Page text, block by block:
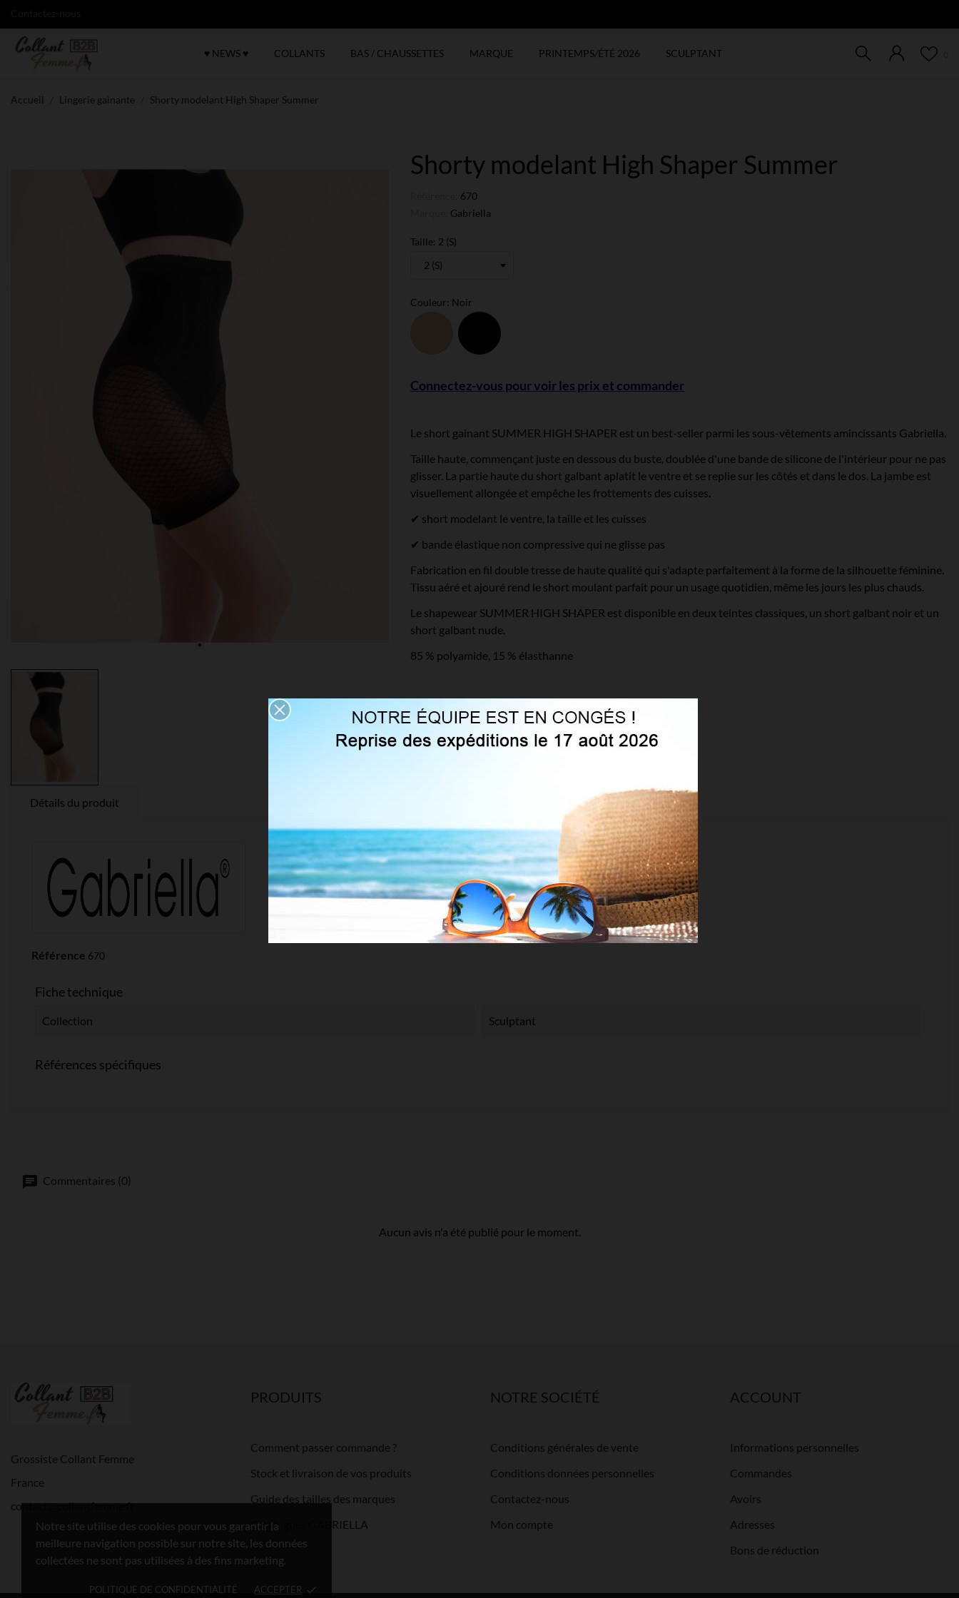
Notre site utilise des cookies pour vous garantir la
meilleure navigation possible sur notre site, les données
collectées ne sont pas utilisées à des fins marketing.
POLITIQUE DE CONFIDENTIALITÉ ACCEPTER done
♥ NEWS ♥ COLLANTS BAS / CHAUSSETTES MARQUE PRINTEMPS/ÉTÉ 2026 SCULPTANT
Accueil Lingerie gainante Shorty modelant High Shaper Summer
Shorty modelant High Shaper Summer
670
Gabriella
Taille: 2 (S)
Couleur: Noir
Melissa
Connectez-vous pour voir les prix et commander
Le short gainant SUMMER HIGH SHAPER est un best-seller parmi les sous-vêtements amincissants Gabriella.
Taille haute, commençant juste en dessous du buste, doublée d'une bande de silicone de l'intérieur pour ne pas
glisser. La partie haute du short galbant aplatit le ventre et se replie sur les côtés et dans le dos. La jambe est
visuellement allongée et empêche les frottements des cuisses.
✔ short modelant le ventre, la taille et les cuisses
✔ bande élastique non compressive qui ne glisse pas
Fabrication en fil double tresse de haute qualité qui s'adapte parfaitement à la forme de la silhouette féminine.
Tissu aéré et ajouré rend le short moulant parfait pour un usage quotidien, même les jours les plus chauds.
Le shapewear SUMMER HIGH SHAPER est disponible en deux teintes classiques, un short galbant noir et un
short galbant nude.
85 % polyamide, 15 % élasthanne
Détails du produit
Référence 670
Fiche technique
Collection Sculptant
Références spécifiques
Commentaires (0)
Aucun avis n'a été publié pour le moment.
Grossiste Collant Femme
France
contact@collantfemme.fr
PRODUITS
Comment passer commande ?
Stock et livraison de vos produits
Guide des tailles des marques
Catalogues GABRIELLA
NOTRE SOCIÉTÉ
Conditions générales de vente
Conditions données personnelles
Contactez-nous
Mon compte
ACCOUNT
Informations personnelles
Commandes
Avoirs
Adresses
Bons de réduction